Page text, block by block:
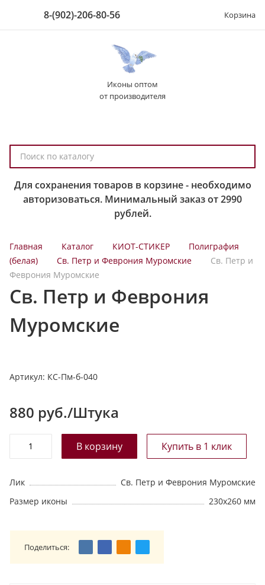
8-(902)-206-80-56 Корзина
Иконы оптом
от производителя
о
к
а
т
а
о
г
Для сохранения товаров в корзине - необходимо
авторизоваться. Минимальный заказ от 2990
рублей.
Главная Каталог КИОТ-СТИКЕР
Полиграфия
(белая)
Св. Петр и Феврония Муромские
Св. Петр и
Феврония Муромские
Св. Петр и Феврония
Муромские
Артикул: КС-Пм-б-040
880 руб./Штука
Лик
Св. Петр и Феврония Муромские
Размер иконы
230х260 мм
Поделиться: